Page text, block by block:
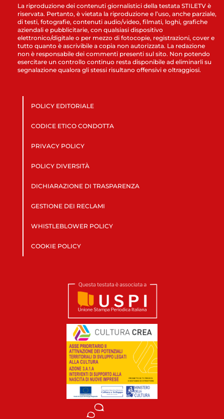
La riproduzione dei contenuti giornalistici della testata STILETV è
riservata. Pertanto, è vietata la riproduzione e l’uso, anche parziale,
di testi, fotografie, contenuti audio/video, filmati, loghi, grafiche
aziendali e pubblicitarie, con qualsiasi dispositivo
elettronico/digitale o per mezzo di fotocopie, registrazioni, cover e
tutto quanto è ascrivibile a copia non autorizzata. La redazione
non è responsabile dei commenti presenti sul sito. Non potendo
esercitare un controllo continuo resta disponibile ad eliminarli su
segnalazione qualora gli stessi risultano offensivi e oltraggiosi.
POLICY EDITORIALE
CODICE ETICO CONDOTTA
PRIVACY POLICY
POLICY DIVERSITÀ
DICHIARAZIONE DI TRASPARENZA
GESTIONE DEI RECLAMI
WHISTLEBLOWER POLICY
COOKIE POLICY